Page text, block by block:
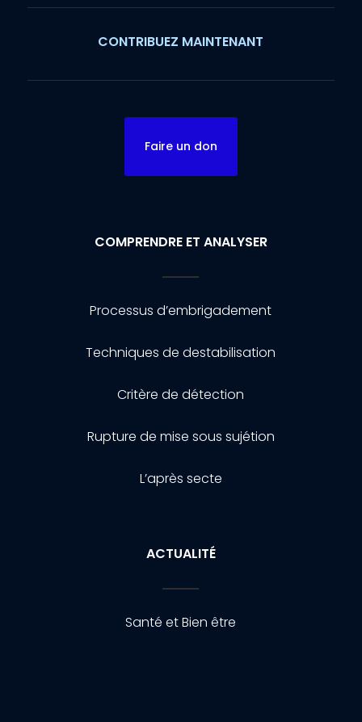
CONTRIBUEZ MAINTENANT
Faire un don
COMPRENDRE ET ANALYSER
Processus d’embrigadement
Techniques de destabilisation
Critère de détection
Rupture de mise sous sujétion
L’après secte
ACTUALITÉ
Santé et Bien être